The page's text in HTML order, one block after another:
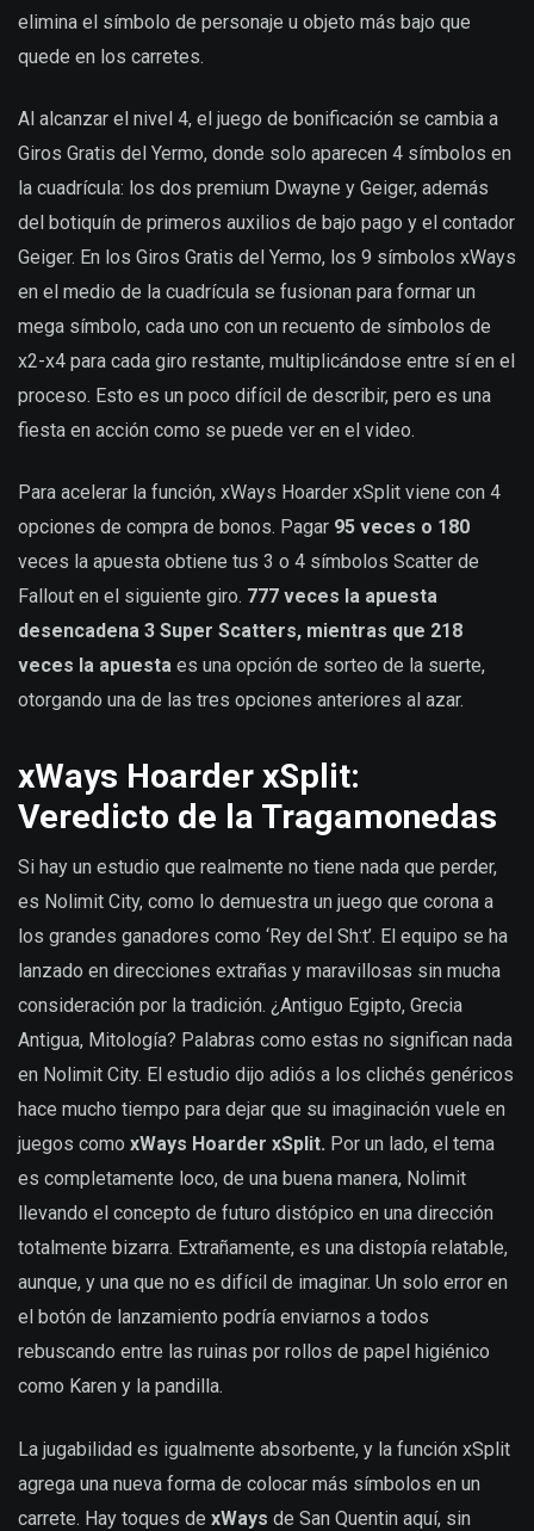
elimina el símbolo de personaje u objeto más bajo que
quede en los carretes.
Al alcanzar el nivel 4, el juego de bonificación se cambia a
Giros Gratis del Yermo, donde solo aparecen 4 símbolos en
la cuadrícula: los dos premium Dwayne y Geiger, además
del botiquín de primeros auxilios de bajo pago y el contador
Geiger. En los Giros Gratis del Yermo, los 9 símbolos xWays
en el medio de la cuadrícula se fusionan para formar un
mega símbolo, cada uno con un recuento de símbolos de
x2-x4 para cada giro restante, multiplicándose entre sí en el
proceso. Esto es un poco difícil de describir, pero es una
fiesta en acción como se puede ver en el video.
Para acelerar la función, xWays Hoarder xSplit viene con 4
opciones de compra de bonos. Pagar 95 veces o 180
veces la apuesta obtiene tus 3 o 4 símbolos Scatter de
Fallout en el siguiente giro. 777 veces la apuesta
desencadena 3 Super Scatters, mientras que 218
veces la apuesta es una opción de sorteo de la suerte,
otorgando una de las tres opciones anteriores al azar.
xWays Hoarder xSplit:
Veredicto de la Tragamonedas
Si hay un estudio que realmente no tiene nada que perder,
es Nolimit City, como lo demuestra un juego que corona a
los grandes ganadores como ‘Rey del Sh:t’. El equipo se ha
lanzado en direcciones extrañas y maravillosas sin mucha
consideración por la tradición. ¿Antiguo Egipto, Grecia
Antigua, Mitología? Palabras como estas no significan nada
en Nolimit City. El estudio dijo adiós a los clichés genéricos
hace mucho tiempo para dejar que su imaginación vuele en
juegos como xWays Hoarder xSplit. Por un lado, el tema
es completamente loco, de una buena manera, Nolimit
llevando el concepto de futuro distópico en una dirección
totalmente bizarra. Extrañamente, es una distopía relatable,
aunque, y una que no es difícil de imaginar. Un solo error en
el botón de lanzamiento podría enviarnos a todos
rebuscando entre las ruinas por rollos de papel higiénico
como Karen y la pandilla.
La jugabilidad es igualmente absorbente, y la función xSplit
agrega una nueva forma de colocar más símbolos en un
carrete. Hay toques de xWays de San Quentin aquí, sin